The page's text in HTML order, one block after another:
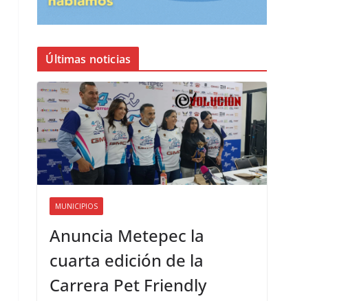
Últimas noticias
MUNICIPIOS
Anuncia Metepec la
cuarta edición de la
Carrera Pet Friendly